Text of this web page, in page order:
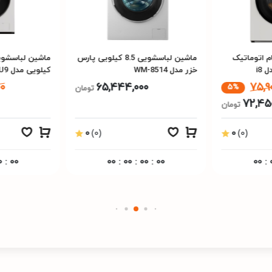
اتوماتیک
5%
تومان
0(0)
00 :
ماشین لباسشویی 8.5 کیلویی پارس
خزر مدل WM-8514
65,444,000 تومان
0(0)
00 : 00 : 00 : 00
کیلویی مدل U9
: 00